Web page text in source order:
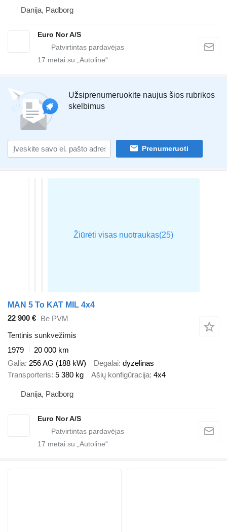
Danija, Padborg
Euro Nor A/S
17 metai su „Autoline“
Užsiprenumeruokite naujus šios rubrikos
skelbimus
Prenumeruoti
MAN 5 To KAT MIL 4x4
22 900 € Be PVM
Tentinis sunkvežimis
1979
20 000 km
Galia 256 AG (188 kW) Degalai dyzelinas
Transporteris 5 380 kg Ašių konfigūracija 4x4
Danija, Padborg
Euro Nor A/S
17 metai su „Autoline“